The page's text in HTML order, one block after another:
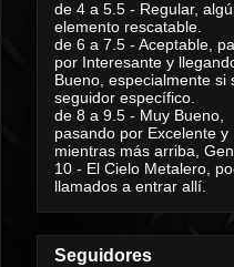
de 4 a 5.5 - Regular,
elemento rescatable.
de 6 a 7.5 - Aceptable,
por Interesante y
Bueno, especialmente si
seguidor específico.
de 8 a 9.5 - Muy Bueno,
pasando por Excelente y
mientras más arriba,
10 - El Cielo Metalero,
llamados a entrar allí.
Seguidores